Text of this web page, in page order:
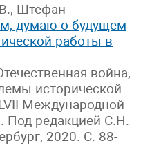
Штефан
думаю о будущем
работы в
война,
исторической
Международной
Под редакцией С.Н.
2020. С. 88-